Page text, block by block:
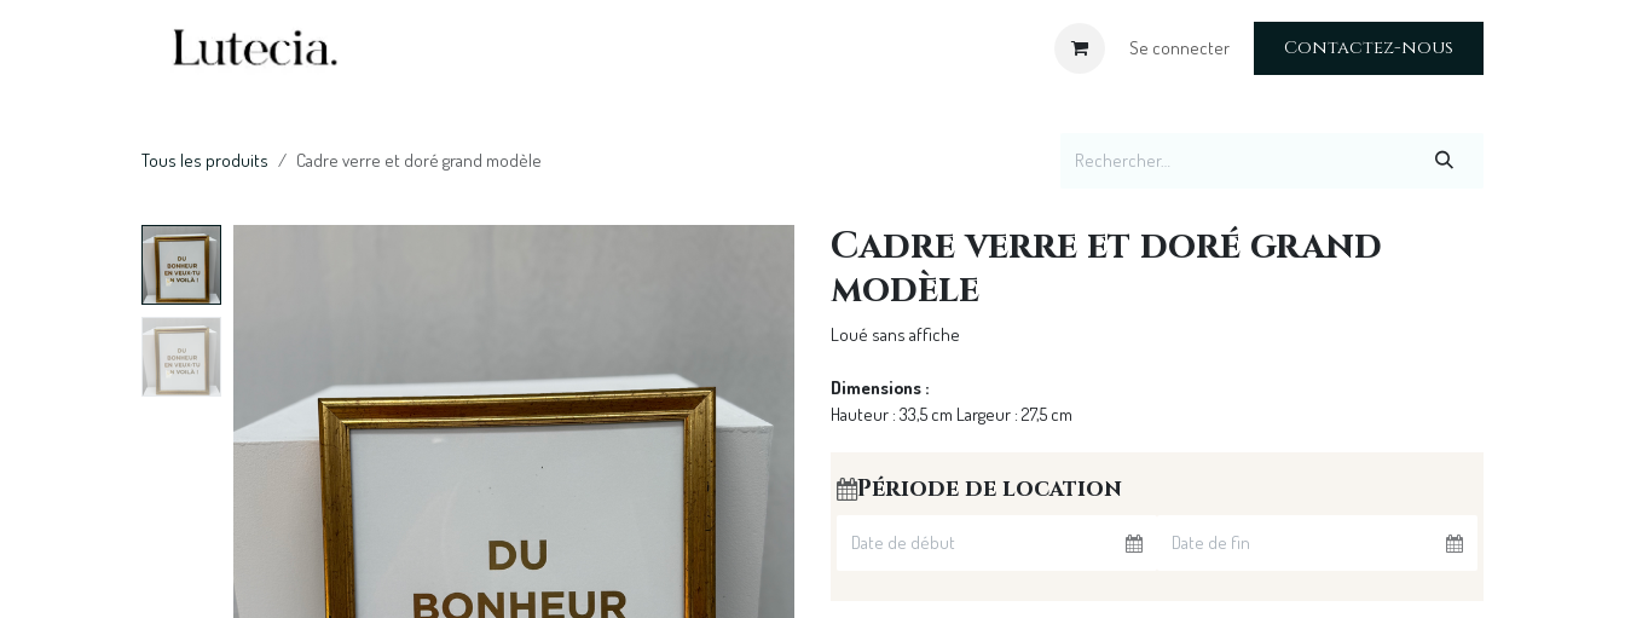
Se connecter Contactez-nous
Tous les produits Cadre verre et doré grand modèle
Cadre verre et doré grand
modèle
Loué sans affiche
Dimensions :
Hauteur : 33,5 cm Largeur : 27,5 cm
Période de location